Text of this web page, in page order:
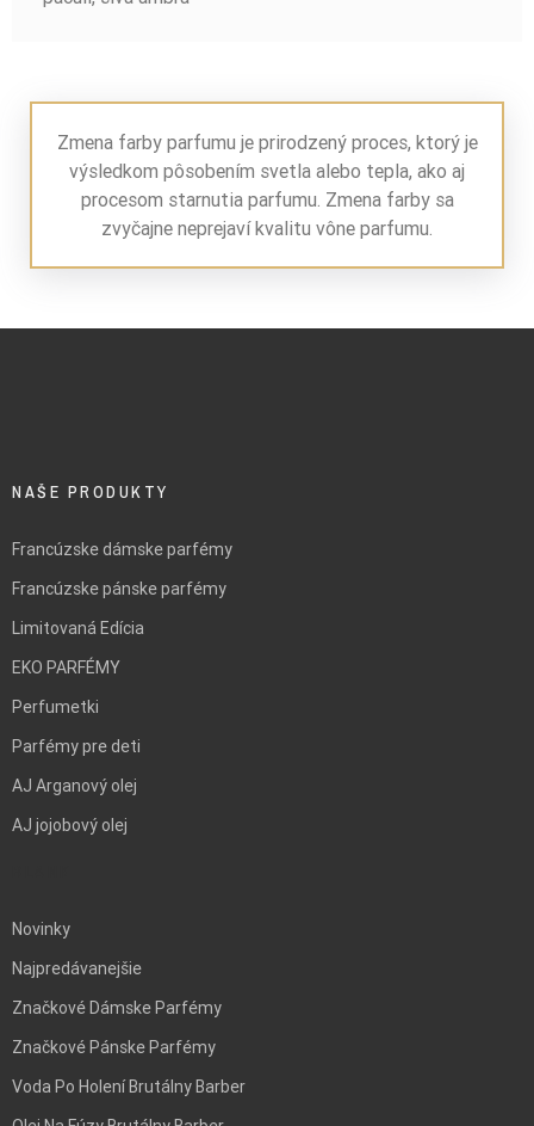
Zmena farby parfumu je prirodzený proces, ktorý je
výsledkom pôsobením svetla alebo tepla, ako aj
procesom starnutia parfumu. Zmena farby sa
zvyčajne neprejaví kvalitu vône parfumu.
NAŠE PRODUKTY
Francúzske dámske parfémy
Francúzske pánske parfémy
Limitovaná Edícia
EKO PARFÉMY
Perfumetki
Parfémy pre deti
AJ Arganový olej
AJ jojobový olej
Novinky
Najpredávanejšie
Značkové Dámske Parfémy
Značkové Pánske Parfémy
Voda Po Holení Brutálny Barber